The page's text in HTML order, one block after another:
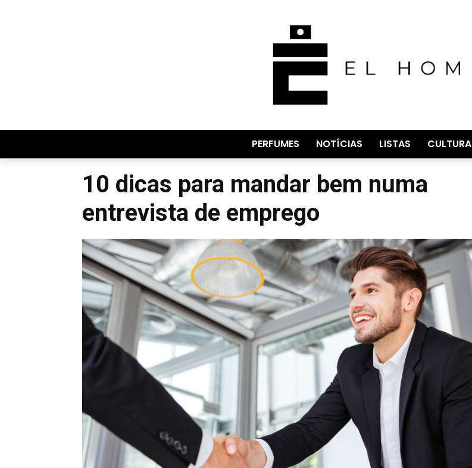
PERFUMES NOTÍCIAS LISTAS CULTURA
10 dicas para mandar bem numa
entrevista de emprego